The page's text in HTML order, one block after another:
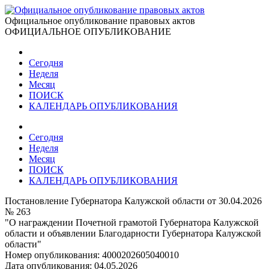
Официальное опубликование правовых актов
ОФИЦИАЛЬНОЕ ОПУБЛИКОВАНИЕ
Сегодня
Неделя
Месяц
ПОИСК
КАЛЕНДАРЬ ОПУБЛИКОВАНИЯ
Сегодня
Неделя
Месяц
ПОИСК
КАЛЕНДАРЬ ОПУБЛИКОВАНИЯ
Постановление Губернатора Калужской области от 30.04.2026
№ 263
"О награждении Почетной грамотой Губернатора Калужской
области и объявлении Благодарности Губернатора Калужской
области"
Номер опубликования: 4000202605040010
Дата опубликования: 04.05.2026